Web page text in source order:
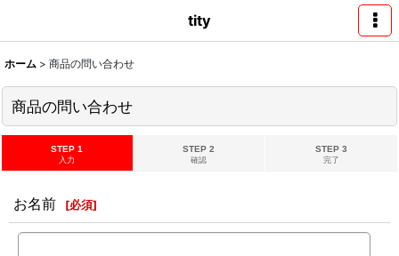
tity
ホーム > 商品の問い合わせ
商品の問い合わせ
STEP 1
入力
STEP 2
確認
STEP 3
完了
お名前 [必須]